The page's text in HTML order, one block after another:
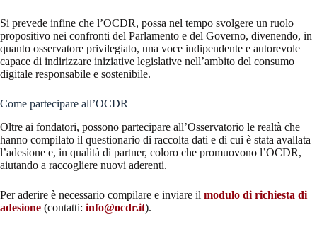
Si prevede infine che l’OCDR, possa nel tempo svolgere un ruolo
propositivo nei confronti del Parlamento e del Governo, divenendo, in
quanto osservatore privilegiato, una voce indipendente e autorevole
capace di indirizzare iniziative legislative nell’ambito del consumo
digitale responsabile e sostenibile.
Come partecipare all’OCDR
Oltre ai fondatori, possono partecipare all’Osservatorio le realtà che
hanno compilato il questionario di raccolta dati e di cui è stata avallata
l’adesione e, in qualità di partner, coloro che promuovono l’OCDR,
aiutando a raccogliere nuovi aderenti.
Per aderire è necessario compilare e inviare il modulo di richiesta di
adesione (contatti: info@ocdr.it).